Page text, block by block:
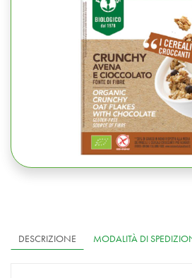
DESCRIZIONE MODALITÀ DI